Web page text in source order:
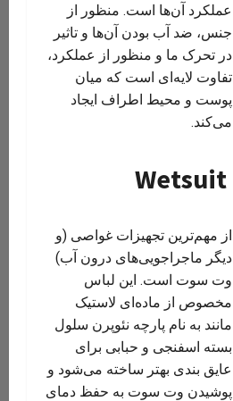
عملکرد آن‌ها است. منظور از
جنس، ضد آب بودن آن‌ها و تاثیر
در تحرک ما و منظور از عملکرد،
تفاوت لایه‌ای است که میان
پوست و محیط اطراف ایجاد
می‌کند.
‏ Wetsuit
از مهم‌ترین تجهیزات غواصی (و
دیگر ماجراجویی‌های درون آب)
وت سوت است. این لباس
مخصوص از ماده‌ای لاستیک
مانند به نام پارچه نئوپرن سلول
بسته اسفنجی و حبابی برای
عایق بندی بهتر ساخته می‌شود و
پوشیدن وت سوت به حفظ دمای